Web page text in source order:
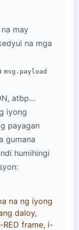
may
na mga
msg.payload
atbp...
iyong
payagan
gumana
humihingi
na ng iyong
daloy,
frame, i-